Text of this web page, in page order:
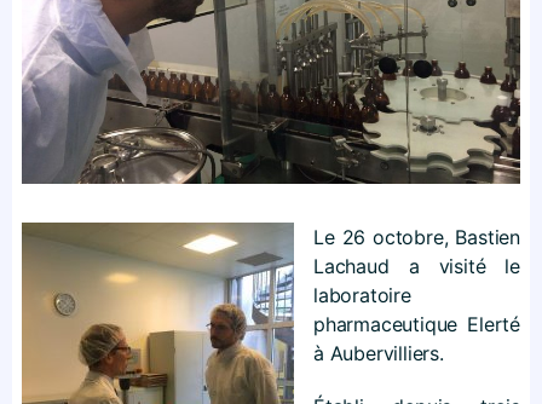
Le 26 octobre, Bastien
Lachaud a visité le
laboratoire
pharmaceutique Elerté
à Aubervilliers.